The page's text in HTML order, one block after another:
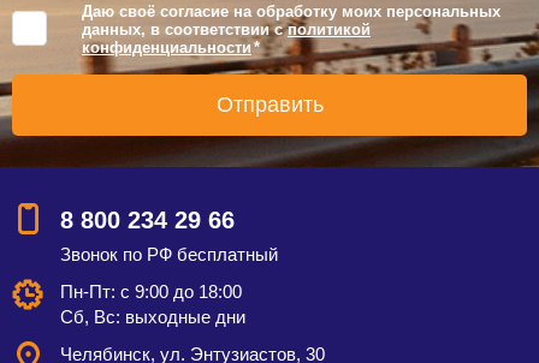
Даю своё согласие на обработку моих персональных
данных, в соответствии сполитикой
конфиденциальности *
8 800 234 29 66
Звонок по РФ бесплатный
Пн-Пт: с 9:00 до 18:00
Сб, Вс: выходные дни
Челябинск, ул. Энтузиастов, 30